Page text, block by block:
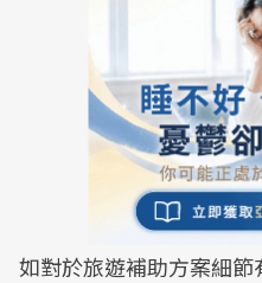
如對於旅遊補助方案細節